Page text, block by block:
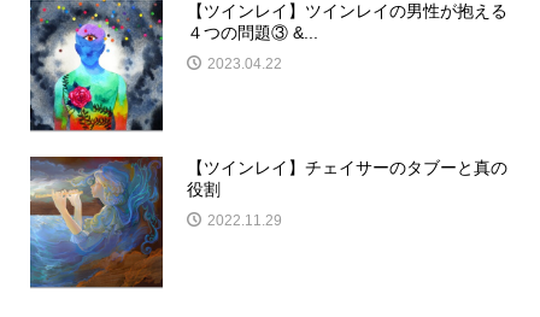
【ツインレイ】ツインレイの男性が抱える
４つの問題③ &...
2023.04.22
【ツインレイ】チェイサーのタブーと真の
役割
2022.11.29